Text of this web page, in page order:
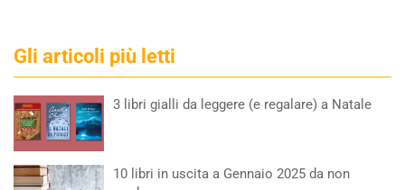
Gli articoli più letti
3 libri gialli da leggere (e regalare) a Natale
10 libri in uscita a Gennaio 2025 da non